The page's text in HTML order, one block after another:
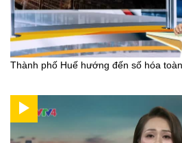
Thành phố Huế hướng đến số hóa